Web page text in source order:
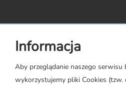
Informacja
Aby przeglądanie naszego
wykorzystujemy pliki Cookies (tzw.
ul. Rejtana 17 lok. 22,
02-516 Warszawa
zpl@leasing.org.pl